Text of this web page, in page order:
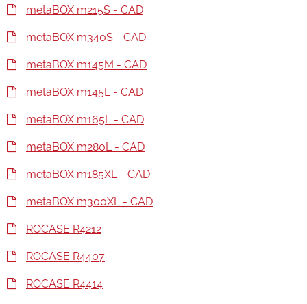
metaBOX m215S - CAD
metaBOX m340S - CAD
metaBOX m145M - CAD
metaBOX m145L - CAD
metaBOX m165L - CAD
metaBOX m280L - CAD
metaBOX m185XL - CAD
metaBOX m300XL - CAD
ROCASE R4212
ROCASE R4407
ROCASE R4414